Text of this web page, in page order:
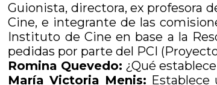
Guionista, directora, ex profesora
Cine, e integrante de las
Instituto de Cine en base a la
pedidas por parte del PCI
Romina Quevedo: ¿Qué
María Victoria Menis: Establece